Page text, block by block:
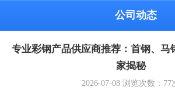
公司动态
专业彩钢产品供应商推荐：首钢、马
家揭秘
2026-07-08 浏览次数： 77